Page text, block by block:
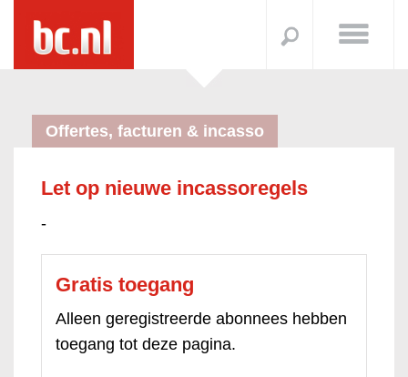
Offertes, facturen & incasso
Let op nieuwe incassoregels
-
Gratis toegang
Alleen geregistreerde abonnees hebben
toegang tot deze pagina.